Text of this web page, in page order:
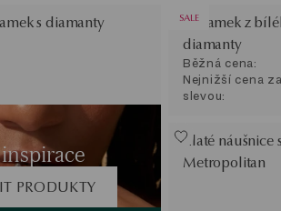
s diamanty SALE
Náramek z
diamanty
Běžná cena:
Nejnižší cena
slevou:
PRODUKTY
Zlaté náušnice
Metropolitan